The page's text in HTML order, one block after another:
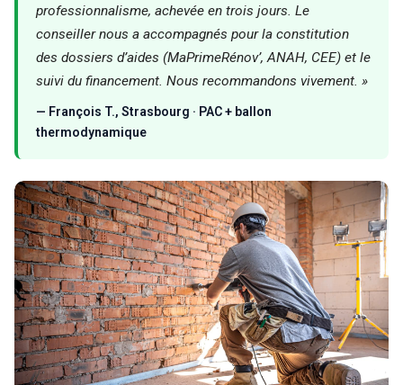
professionnalisme, achevée en trois jours. Le
conseiller nous a accompagnés pour la constitution
des dossiers d’aides (MaPrimeRénov’, ANAH, CEE) et le
suivi du financement. Nous recommandons vivement. »
— François T., Strasbourg · PAC + ballon
thermodynamique